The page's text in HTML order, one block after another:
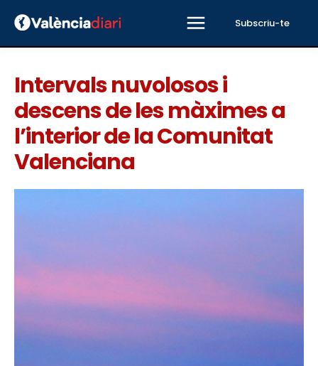
Subscriu-te
Intervals nuvolosos i
descens de les màximes a
l’interior de la Comunitat
Valenciana